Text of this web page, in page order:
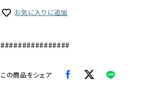
お気に入りに追加
################
この商品をシェア